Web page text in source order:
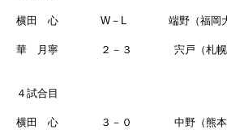
横田 心 W－L 端野（福岡
華 月寧 ２－３ 宍戸（札幌国
４試合目
横田 心 ３－０ 中野（熊